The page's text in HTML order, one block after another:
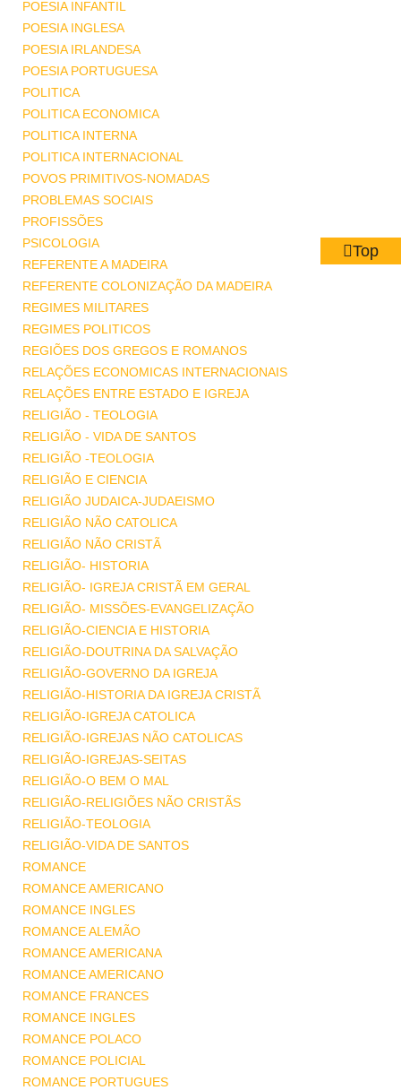
POESIA INFANTIL
POESIA INGLESA
POESIA IRLANDESA
POESIA PORTUGUESA
POLITICA
POLITICA ECONOMICA
POLITICA INTERNA
POLITICA INTERNACIONAL
POVOS PRIMITIVOS-NOMADAS
PROBLEMAS SOCIAIS
PROFISSÕES
PSICOLOGIA
REFERENTE A MADEIRA
REFERENTE COLONIZAÇÃO DA MADEIRA
REGIMES MILITARES
REGIMES POLITICOS
REGIÕES DOS GREGOS E ROMANOS
RELAÇÕES ECONOMICAS INTERNACIONAIS
RELAÇÕES ENTRE ESTADO E IGREJA
RELIGIÃO - TEOLOGIA
RELIGIÃO - VIDA DE SANTOS
RELIGIÃO -TEOLOGIA
RELIGIÃO E CIENCIA
RELIGIÃO JUDAICA-JUDAEISMO
RELIGIÃO NÃO CATOLICA
RELIGIÃO NÃO CRISTÃ
RELIGIÃO- HISTORIA
RELIGIÃO- IGREJA CRISTÃ EM GERAL
RELIGIÃO- MISSÕES-EVANGELIZAÇÃO
RELIGIÃO-CIENCIA E HISTORIA
RELIGIÃO-DOUTRINA DA SALVAÇÃO
RELIGIÃO-GOVERNO DA IGREJA
RELIGIÃO-HISTORIA DA IGREJA CRISTÃ
RELIGIÃO-IGREJA CATOLICA
RELIGIÃO-IGREJAS NÃO CATOLICAS
RELIGIÃO-IGREJAS-SEITAS
RELIGIÃO-O BEM O MAL
RELIGIÃO-RELIGIÕES NÃO CRISTÃS
RELIGIÃO-TEOLOGIA
RELIGIÃO-VIDA DE SANTOS
ROMANCE
ROMANCE AMERICANO
ROMANCE INGLES
ROMANCE ALEMÃO
ROMANCE AMERICANA
ROMANCE AMERICANO
ROMANCE FRANCES
ROMANCE INGLES
ROMANCE POLACO
ROMANCE POLICIAL
ROMANCE PORTUGUES
Top